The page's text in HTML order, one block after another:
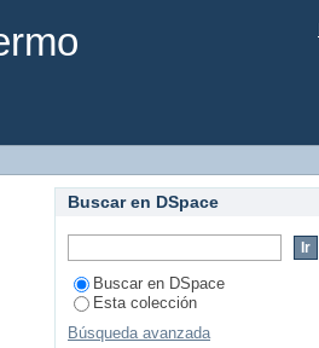
Buscar en DSpace
Buscar en DSpace
Esta colección
Búsqueda avanzada